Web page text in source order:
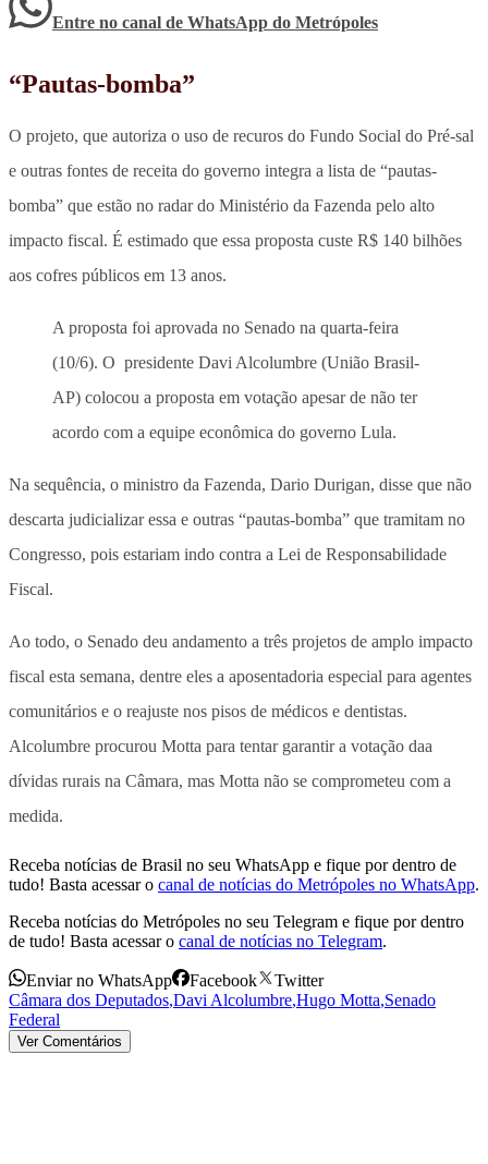
Entre no canal de WhatsApp do Metrópoles
“Pautas-bomba”
O projeto, que autoriza o uso de recuros do Fundo Social do Pré-sal
e outras fontes de receita do governo integra a lista de “pautas-
bomba” que estão no radar do Ministério da Fazenda pelo alto
impacto fiscal. É estimado que essa proposta custe R$ 140 bilhões
aos cofres públicos em 13 anos.
A proposta foi aprovada no Senado na quarta-feira
(10/6). O presidente Davi Alcolumbre (União Brasil-
AP) colocou a proposta em votação apesar de não ter
acordo com a equipe econômica do governo Lula.
Na sequência, o ministro da Fazenda, Dario Durigan, disse que não
descarta judicializar essa e outras “pautas-bomba” que tramitam no
Congresso, pois estariam indo contra a Lei de Responsabilidade
Fiscal.
Ao todo, o Senado deu andamento a três projetos de amplo impacto
fiscal esta semana, dentre eles a aposentadoria especial para agentes
comunitários e o reajuste nos pisos de médicos e dentistas.
Alcolumbre procurou Motta para tentar garantir a votação daa
dívidas rurais na Câmara, mas Motta não se comprometeu com a
medida.
Receba notícias de Brasil no seu WhatsApp e fique por dentro de
tudo! Basta acessar o canal de notícias do Metrópoles no WhatsApp.
Receba notícias do Metrópoles no seu Telegram e fique por dentro
de tudo! Basta acessar o canal de notícias no Telegram.
Enviar no WhatsApp Facebook
Twitter
Câmara dos Deputados,Davi Alcolumbre,Hugo Motta,Senado
Federal
Ver Comentários